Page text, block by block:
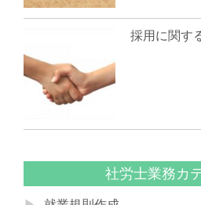
採用に関す
社労士業務カ